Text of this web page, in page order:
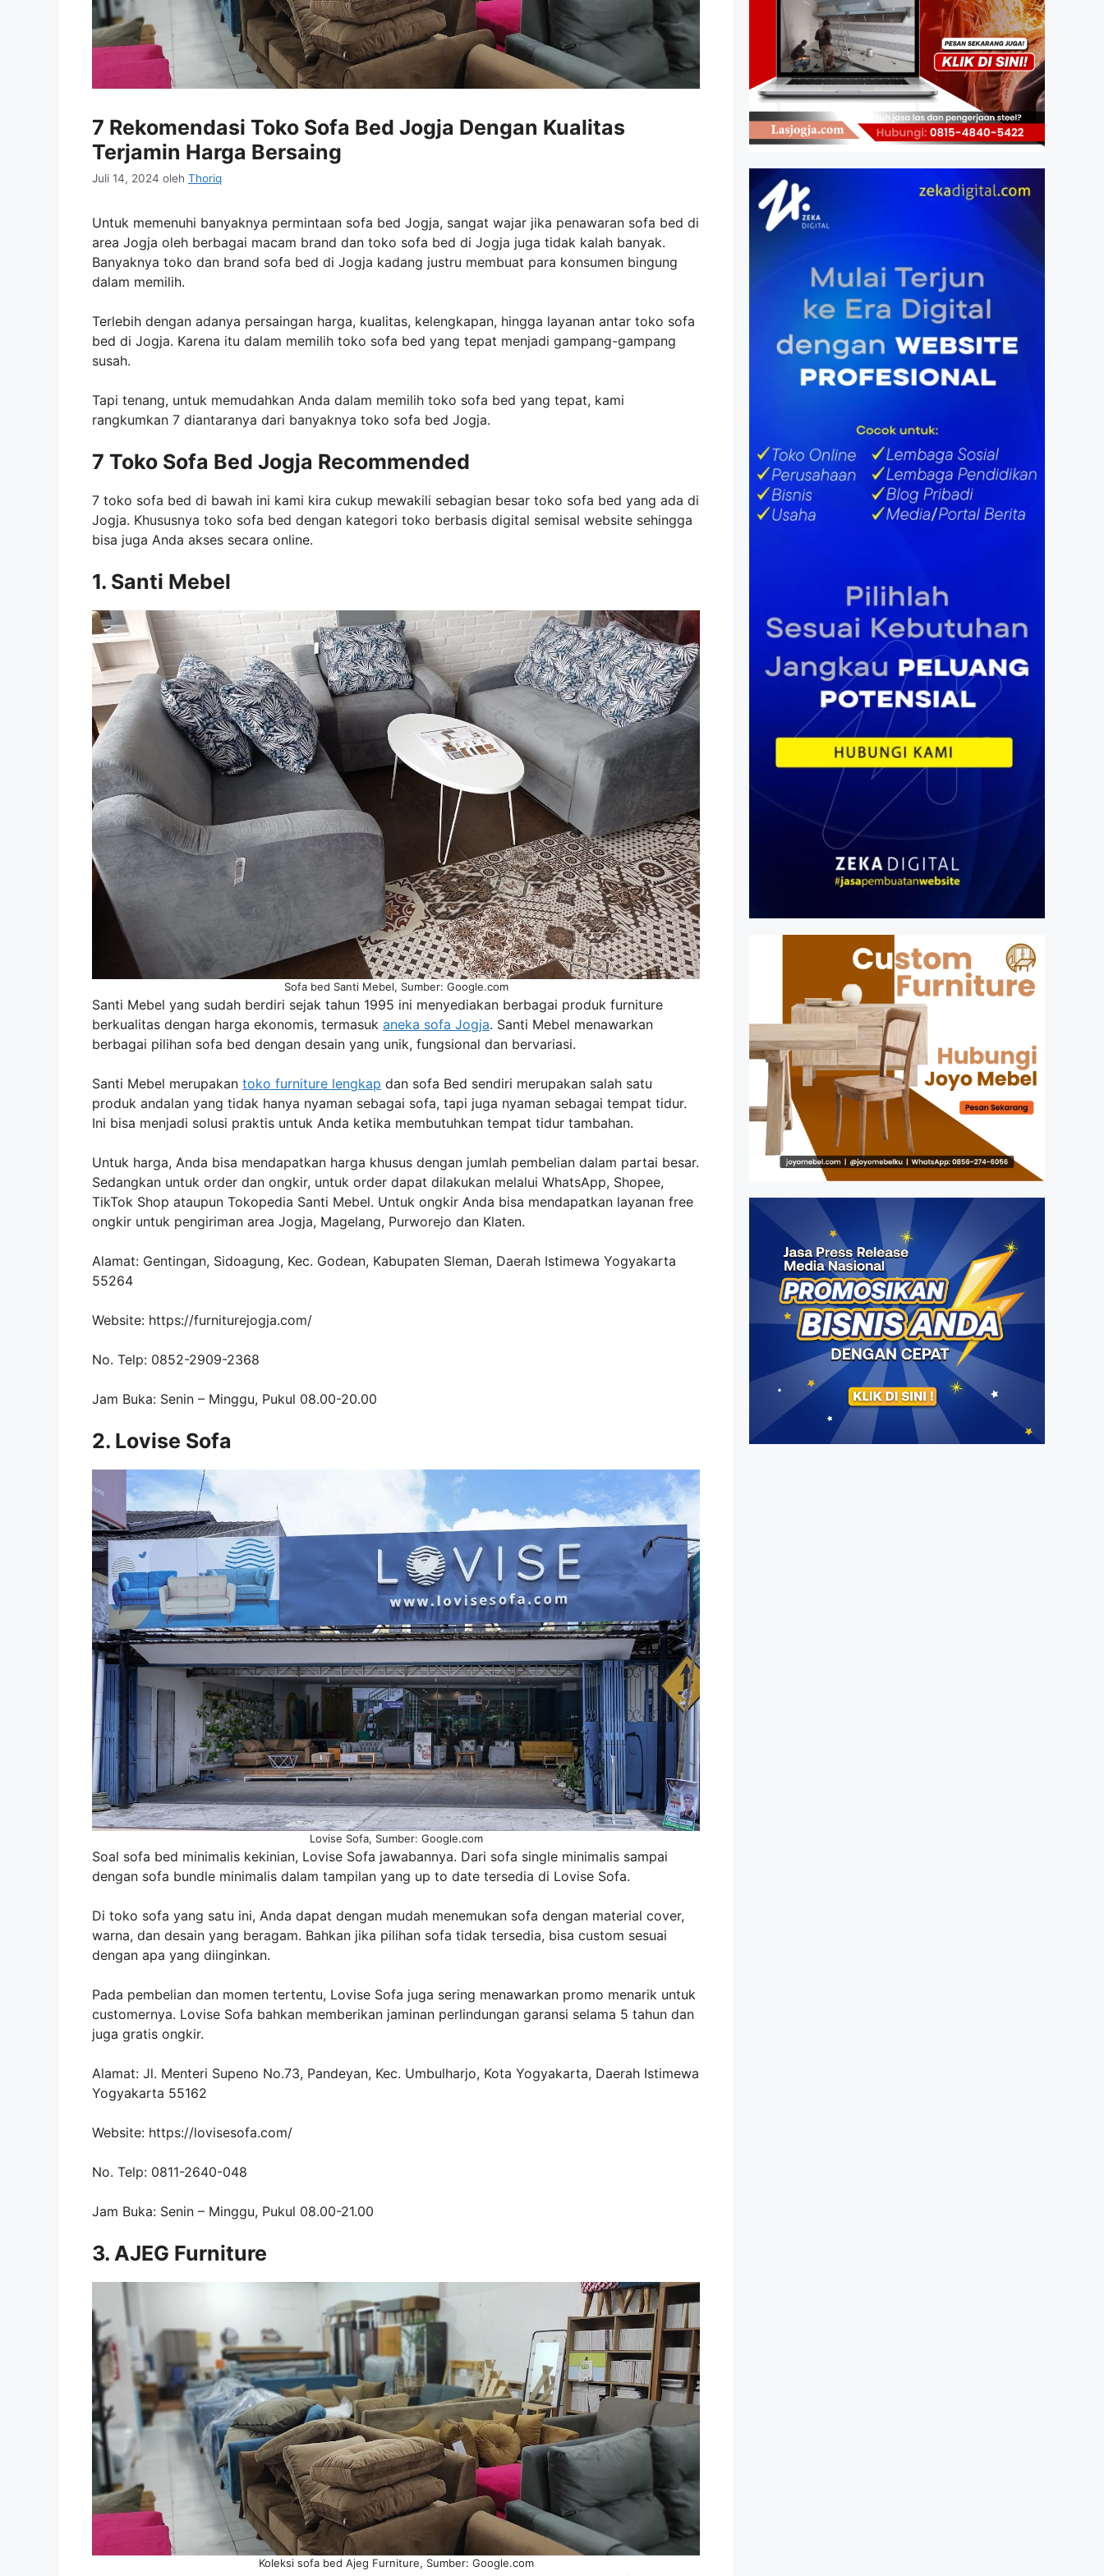
7 Rekomendasi Toko Sofa Bed Jogja Dengan Kualitas
Terjamin Harga Bersaing
Juli 14, 2024 oleh Thoriq
Untuk memenuhi banyaknya permintaan sofa bed Jogja, sangat wajar jika penawaran sofa bed di
area Jogja oleh berbagai macam brand dan toko sofa bed di Jogja juga tidak kalah banyak.
Banyaknya toko dan brand sofa bed di Jogja kadang justru membuat para konsumen bingung
dalam memilih.
Terlebih dengan adanya persaingan harga, kualitas, kelengkapan, hingga layanan antar toko sofa
bed di Jogja. Karena itu dalam memilih toko sofa bed yang tepat menjadi gampang-gampang
susah.
Tapi tenang, untuk memudahkan Anda dalam memilih toko sofa bed yang tepat, kami
rangkumkan 7 diantaranya dari banyaknya toko sofa bed Jogja.
7 Toko Sofa Bed Jogja Recommended
7 toko sofa bed di bawah ini kami kira cukup mewakili sebagian besar toko sofa bed yang ada di
Jogja. Khususnya toko sofa bed dengan kategori toko berbasis digital semisal website sehingga
bisa juga Anda akses secara online.
1. Santi Mebel
Sofa bed Santi Mebel, Sumber: Google.com
Santi Mebel yang sudah berdiri sejak tahun 1995 ini menyediakan berbagai produk furniture
berkualitas dengan harga ekonomis, termasuk aneka sofa Jogja. Santi Mebel menawarkan
berbagai pilihan sofa bed dengan desain yang unik, fungsional dan bervariasi.
Santi Mebel merupakan toko furniture lengkap dan sofa Bed sendiri merupakan salah satu
produk andalan yang tidak hanya nyaman sebagai sofa, tapi juga nyaman sebagai tempat tidur.
Ini bisa menjadi solusi praktis untuk Anda ketika membutuhkan tempat tidur tambahan.
Untuk harga, Anda bisa mendapatkan harga khusus dengan jumlah pembelian dalam partai besar.
Sedangkan untuk order dan ongkir, untuk order dapat dilakukan melalui WhatsApp, Shopee,
TikTok Shop ataupun Tokopedia Santi Mebel. Untuk ongkir Anda bisa mendapatkan layanan free
ongkir untuk pengiriman area Jogja, Magelang, Purworejo dan Klaten.
Alamat: Gentingan, Sidoagung, Kec. Godean, Kabupaten Sleman, Daerah Istimewa Yogyakarta
55264
Website: https://furniturejogja.com/
No. Telp: 0852-2909-2368
Jam Buka: Senin – Minggu, Pukul 08.00-20.00
2. Lovise Sofa
Lovise Sofa, Sumber: Google.com
Soal sofa bed minimalis kekinian, Lovise Sofa jawabannya. Dari sofa single minimalis sampai
dengan sofa bundle minimalis dalam tampilan yang up to date tersedia di Lovise Sofa.
Di toko sofa yang satu ini, Anda dapat dengan mudah menemukan sofa dengan material cover,
warna, dan desain yang beragam. Bahkan jika pilihan sofa tidak tersedia, bisa custom sesuai
dengan apa yang diinginkan.
Pada pembelian dan momen tertentu, Lovise Sofa juga sering menawarkan promo menarik untuk
customernya. Lovise Sofa bahkan memberikan jaminan perlindungan garansi selama 5 tahun dan
juga gratis ongkir.
Alamat: Jl. Menteri Supeno No.73, Pandeyan, Kec. Umbulharjo, Kota Yogyakarta, Daerah Istimewa
Yogyakarta 55162
Website: https://lovisesofa.com/
No. Telp: 0811-2640-048
Jam Buka: Senin – Minggu, Pukul 08.00-21.00
3. AJEG Furniture
Koleksi sofa bed Ajeg Furniture, Sumber: Google.com